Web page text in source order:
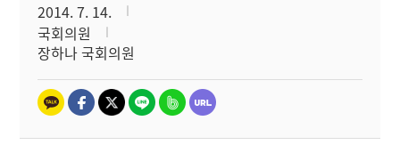
2014. 7. 14.
국회의원
장하나 국회의원